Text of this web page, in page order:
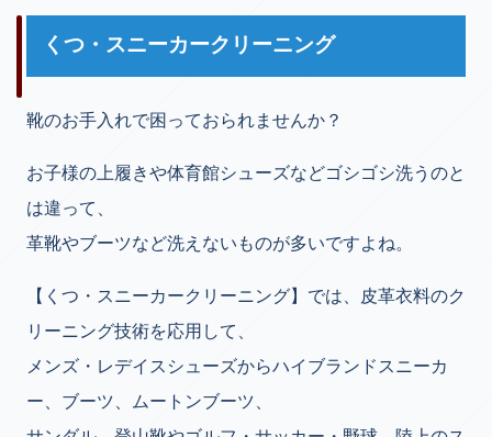
くつ・スニーカークリーニング
靴のお手入れで困っておられませんか？
お子様の上履きや体育館シューズなどゴシゴシ洗うのと
は違って、
革靴やブーツなど洗えないものが多いですよね。
【くつ・スニーカークリーニング】では、皮革衣料のク
リーニング技術を応用して、
メンズ・レデイスシューズからハイブランドスニーカ
ー、ブーツ、ムートンブーツ、